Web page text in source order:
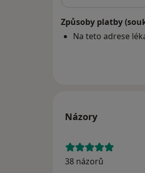
Způsoby platby
Na teto adrese
Názory
38 názorů